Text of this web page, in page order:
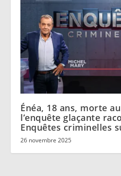
Énéa, 18 ans, morte
l’enquête glaçante
Enquêtes criminelles
26 novembre 2025